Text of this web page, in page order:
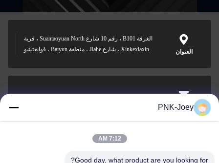
العنوان
الغرفة B101 ، رقم 10 شارع Suantaoyuan North ، قرية
Xinkexiaxin ، شارع Jiahe ، منطقة Baiyun ، قوانغتشو
البريد
xianzhihao@gzxingchao.infoPNK-Joey
7:12 AM
Good day, what product are you looking for?